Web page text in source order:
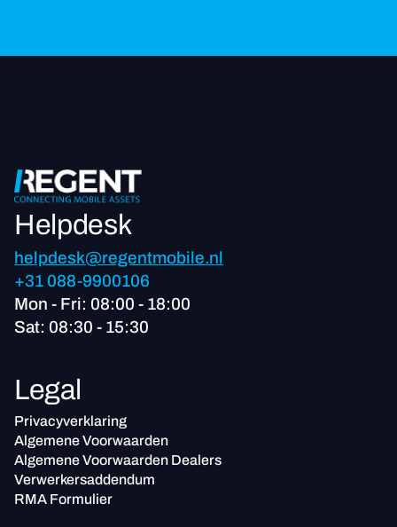
Helpdesk
helpdesk@regentmobile.nl
+31 088-9900106
Mon - Fri: 08:00 - 18:00
Sat: 08:30 - 15:30
Legal
Privacyverklaring
Algemene Voorwaarden
Algemene Voorwaarden Dealers
Verwerkersaddendum
RMA Formulier